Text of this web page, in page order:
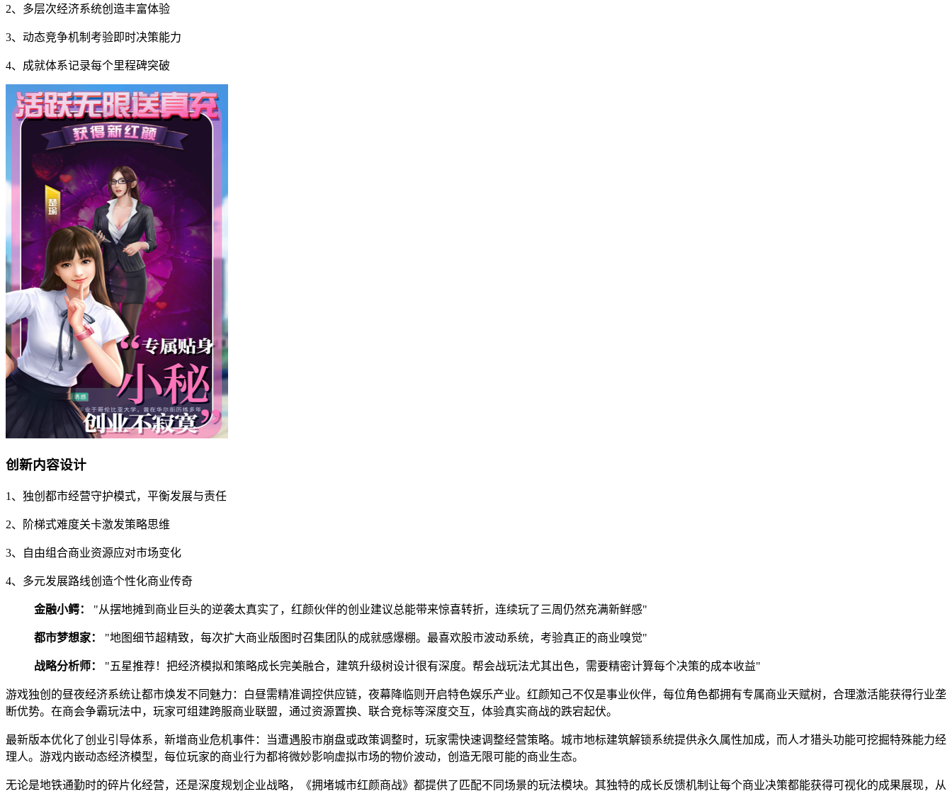
2、多层次经济系统创造丰富体验
3、动态竞争机制考验即时决策能力
4、成就体系记录每个里程碑突破
创新内容设计
1、独创都市经营守护模式，平衡发展与责任
2、阶梯式难度关卡激发策略思维
3、自由组合商业资源应对市场变化
4、多元发展路线创造个性化商业传奇
金融小鳄： "从摆地摊到商业巨头的逆袭太真实了，红颜伙伴的创业建议总能带来惊喜转折，连续玩了三周仍然充满新鲜感"
都市梦想家： "地图细节超精致，每次扩大商业版图时召集团队的成就感爆棚。最喜欢股市波动系统，考验真正的商业嗅觉"
战略分析师： "五星推荐！把经济模拟和策略成长完美融合，建筑升级树设计很有深度。帮会战玩法尤其出色，需要精密计算每个决策的成本收益"
游戏独创的昼夜经济系统让都市焕发不同魅力：白昼需精准调控供应链，夜幕降临则开启特色娱乐产业。红颜知己不仅是事业伙伴，每位角色都拥有专属商业天赋树，合理激活能获得行业垄
断优势。在商会争霸玩法中，玩家可组建跨服商业联盟，通过资源置换、联合竞标等深度交互，体验真实商战的跌宕起伏。
最新版本优化了创业引导体系，新增商业危机事件：当遭遇股市崩盘或政策调整时，玩家需快速调整经营策略。城市地标建筑解锁系统提供永久属性加成，而人才猎头功能可挖掘特殊能力经
理人。游戏内嵌动态经济模型，每位玩家的商业行为都将微妙影响虚拟市场的物价波动，创造无限可能的商业生态。
无论是地铁通勤时的碎片化经营，还是深度规划企业战略，《拥堵城市红颜商战》都提供了匹配不同场景的玩法模块。其独特的成长反馈机制让每个商业决策都能获得可视化的成果展现，从